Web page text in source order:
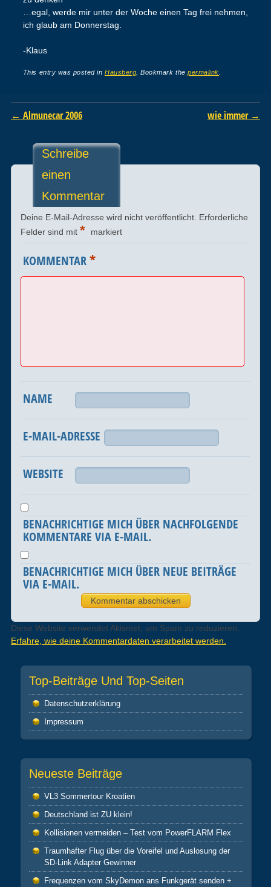
…egal, werde mir unter der Woche einen Tag frei nehmen,
ich glaub am Donnerstag.
-Klaus
This entry was posted inHausberg . Bookmark thepermalink
Post navigation
← Almunecar 2006 wie immer →
Schreibe
einen
Kommentar
Deine E-Mail-Adresse wird nicht veröffentlicht. Erforderliche
Felder sind mit * markiert
KOMMENTAR*
NAME
E-MAIL-ADRESSE
WEBSITE
BENACHRICHTIGE MICH ÜBER NACHFOLGENDE
KOMMENTARE VIA E-MAIL.
BENACHRICHTIGE MICH ÜBER NEUE BEITRÄGE
VIA E-MAIL.
Diese Website verwendet Akismet, um Spam zu reduzieren.
Erfahre, wie deine Kommentardaten verarbeitet werden.
Top-Beiträge Und Top-Seiten
Datenschutz­erklärung
Impressum
Neueste Beiträge
VL3 Sommertour Kroatien
Deutschland ist ZU klein!
Kollisionen vermeiden – Test vom PowerFLARM Flex
Traumhafter Flug über die Voreifel und Auslosung der
SD-Link Adapter Gewinner
Frequenzen vom SkyDemon ans Funkgerät senden +